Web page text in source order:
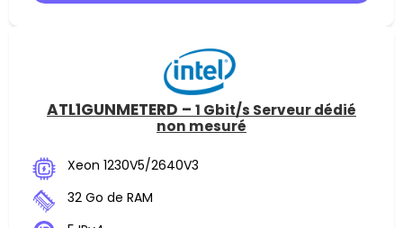
ATL1GUNMETERD – 1 Gbit/s Serveur dédié
non mesuré
Xeon 1230V5/2640V3
32 Go de RAM